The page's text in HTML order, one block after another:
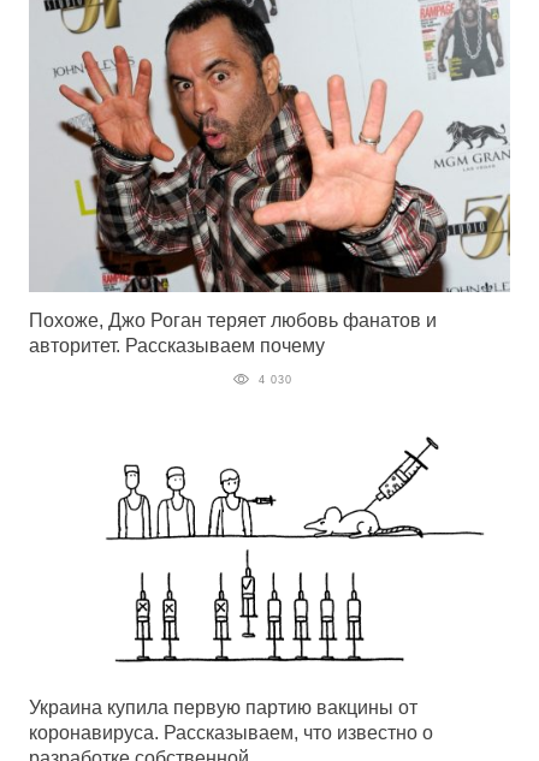
Похоже, Джо Роган теряет любовь фанатов и
авторитет. Рассказываем почему
4 030
Украина купила первую партию вакцины от
коронавируса. Рассказываем, что известно о